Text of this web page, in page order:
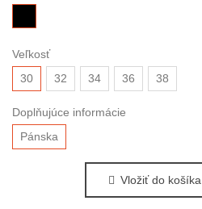
Veľkosť
30
32 34 36 38
Doplňujúce informácie
Pánska
Vložiť do košíka